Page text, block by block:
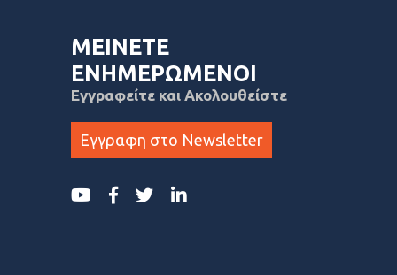
ΜΕΙΝΕΤΕ
ΕΝΗΜΕΡΩΜΕΝΟΙ
Εγγραφείτε και Ακολουθείστε
Εγγραφη στο Newsletter